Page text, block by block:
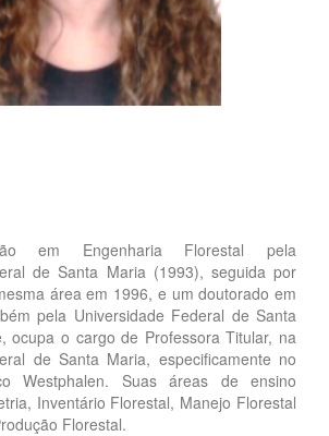
em Engenharia Florestal pela
de Santa Maria (1993), seguida por
área em 1996, e um doutorado em
pela Universidade Federal de Santa
ocupa o cargo de Professora Titular, na
de Santa Maria, especificamente no
Westphalen. Suas áreas de ensino
Inventário Florestal, Manejo Florestal
Florestal.